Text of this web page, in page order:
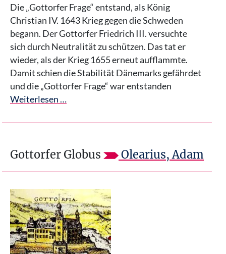
Die „Gottorfer Frage“ entstand, als König
Christian IV. 1643 Krieg gegen die Schweden
begann. Der Gottorfer Friedrich III. versuchte
sich durch Neutralität zu schützen. Das tat er
wieder, als der Krieg 1655 erneut aufflammte.
Damit schien die Stabilität Dänemarks gefährdet
und die „Gottorfer Frage“ war entstanden
Weiterlesen …
Gottorfer Globus Olearius, Adam